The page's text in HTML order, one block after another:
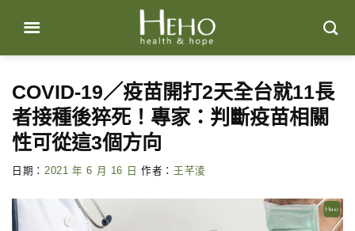
content
COVID-19／疫苗開打2天全台就11長
者接種後猝死！專家：判斷疫苗相關
性可從這3個方向
日期： 2021 年 6 月 16 日 作者： 王芊淩